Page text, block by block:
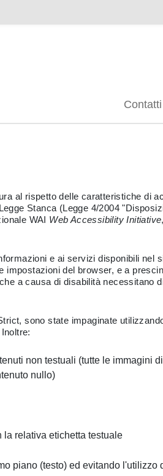
Contatti
al rispetto delle caratteristiche di
Stanca (Legge 4/2004
WAI Web Accessibility Initiative
e ai servizi disponibili nel
del browser, e a
a causa di disabilità necessitano
sono state impaginate
non testuali (tutte le immagini
nullo)
la relativa etichetta testuale
piano (testo) ed evitando